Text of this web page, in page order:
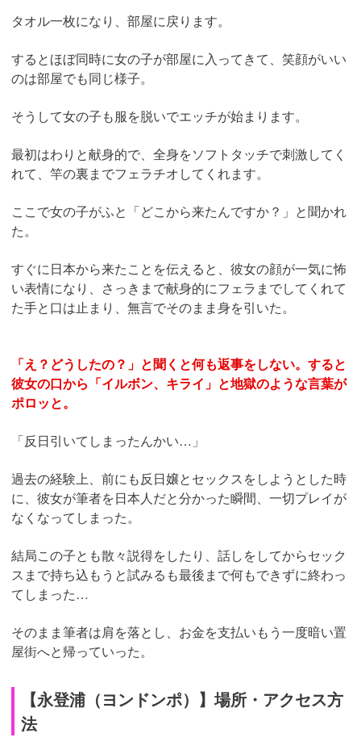
タオル一枚になり、部屋に戻ります。
するとほぼ同時に女の子が部屋に入ってきて、笑顔がいい
のは部屋でも同じ様子。
そうして女の子も服を脱いでエッチが始まります。
最初はわりと献身的で、全身をソフトタッチで刺激してく
れて、竿の裏までフェラチオしてくれます。
ここで女の子がふと「どこから来たんですか？」と聞かれ
た。
すぐに日本から来たことを伝えると、彼女の顔が一気に怖
い表情になり、さっきまで献身的にフェラまでしてくれて
た手と口は止まり、無言でそのまま身を引いた。
「え？どうしたの？」と聞くと何も返事をしない。すると
彼女の口から「イルボン、キライ」と地獄のような言葉が
ポロッと。
「反日引いてしまったんかい…」
過去の経験上、前にも反日嬢とセックスをしようとした時
に、彼女が筆者を日本人だと分かった瞬間、一切プレイが
なくなってしまった。
結局この子とも散々説得をしたり、話しをしてからセック
スまで持ち込もうと試みるも最後まで何もできずに終わっ
てしまった…
そのまま筆者は肩を落とし、お金を支払いもう一度暗い置
屋街へと帰っていった。
【永登浦（ヨンドンポ）】場所・アクセス方
法